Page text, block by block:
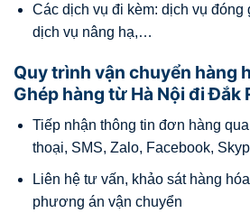
Các dịch vụ đi kèm: dịch vụ đóng
dịch vụ nâng hạ,…
Quy trình vận chuyển hàng
Ghép hàng từ Hà Nội đi Đắk
Tiếp nhận thông tin đơn hàng
thoại, SMS, Zalo, Facebook,
Liên hệ tư vấn, khảo sát hàng
phương án vận chuyển